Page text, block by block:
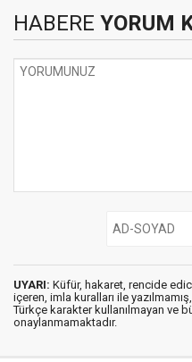
HABERE YORUM
UYARI: Küfür, hakaret, rencide
içeren, imla kuralları ile yazılmamış,
Türkçe karakter kullanılmayan ve
onaylanmamaktadır.